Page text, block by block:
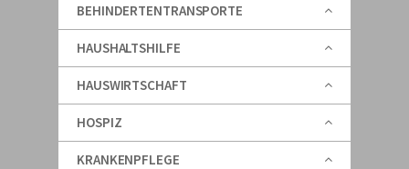
BEHINDERTENTRANSPORTE
HAUSHALTSHILFE
HAUSWIRTSCHAFT
HOSPIZ
KRANKENPFLEGE